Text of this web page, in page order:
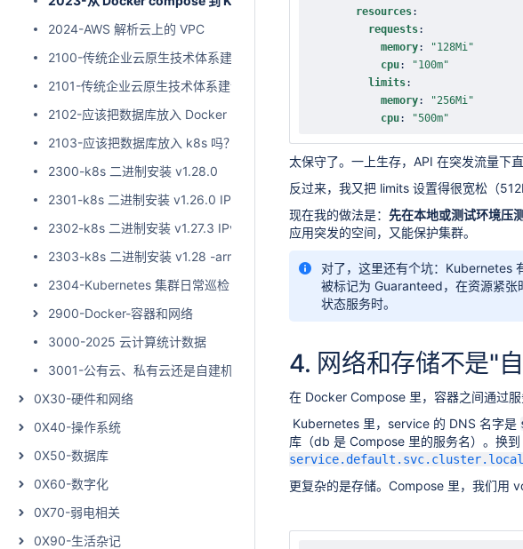
2024-AWS 解析云上的 VPC
2100-传统企业云原生技术体系建设之路（上）
2101-传统企业云原生技术体系建设之路（下）
2102-应该把数据库放入 Docker 吗？
2103-应该把数据库放入 k8s 吗？
2300-k8s 二进制安装 v1.28.0
2301-k8s 二进制安装 v1.26.0 IPv4/IPv6双栈
2302-k8s 二进制安装 v1.27.3 IPv4/IPv6双栈 可脱离互联网
2303-k8s 二进制安装 v1.28 -arm64
2304-Kubernetes 集群日常巡检
2900-Docker-容器和网络
3000-2025 云计算统计数据
3001-公有云、私有云还是自建机房？托管成本大PK
0X30-硬件和网络
0X40-操作系统
0X50-数据库
0X60-数字化
0X70-弱电相关
0X90-生活杂记
resources:
requests:
memory:
"128Mi"
cpu:
"100m"
limits:
memory:
"256Mi"
cpu: "500m"
太保守了。一上生存，API 在突发流量下
反过来，我又把 limits 设置得很宽松（
现在我的做法是： 先在本地或测试环境压
应用突发的空间，又能保护集群。
对了，这里还有个坑：
被标记为 Guaranteed，在资源紧
状态服务时。
4. 网络和存储不是"
在 Docker Compose 里，容器之间通过
Kubernetes 里，service 的 DNS 名字是
库（db 是 Compose 里的服务名）。换
更复杂的是存储。Compose 里，我们用